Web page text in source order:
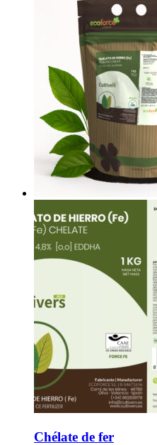
Chélate de fer